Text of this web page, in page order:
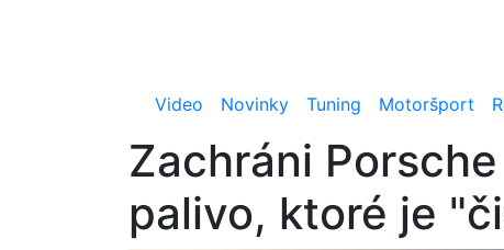
Video
Novinky Tuning Motoršport
Zachráni
palivo, ktoré je